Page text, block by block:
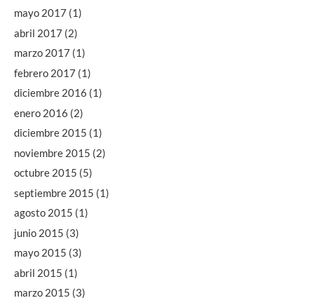
mayo 2017 (1)
abril 2017 (2)
marzo 2017 (1)
febrero 2017 (1)
diciembre 2016 (1)
enero 2016 (2)
diciembre 2015 (1)
noviembre 2015 (2)
octubre 2015 (5)
septiembre 2015 (1)
agosto 2015 (1)
junio 2015 (3)
mayo 2015 (3)
abril 2015 (1)
marzo 2015 (3)